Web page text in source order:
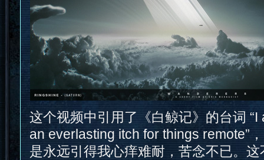
这个视频中引用了《白鲸记》的台词
an everlasting itch for things remote”
是永远引得我心痒难耐，苦念不已。